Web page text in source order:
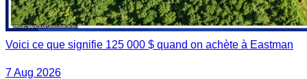
Voici ce que signifie 125 000 $ quand on achète à Eastman
7 Aug 2026